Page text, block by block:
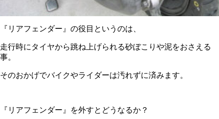
『リアフェンダー』の役目というのは、
走行時にタイヤから跳ね上げられる砂ぼこりや泥をおさえる
事。
そのおかげでバイクやライダーは汚れずに済みます。
『リアフェンダー』を外すとどうなるか？